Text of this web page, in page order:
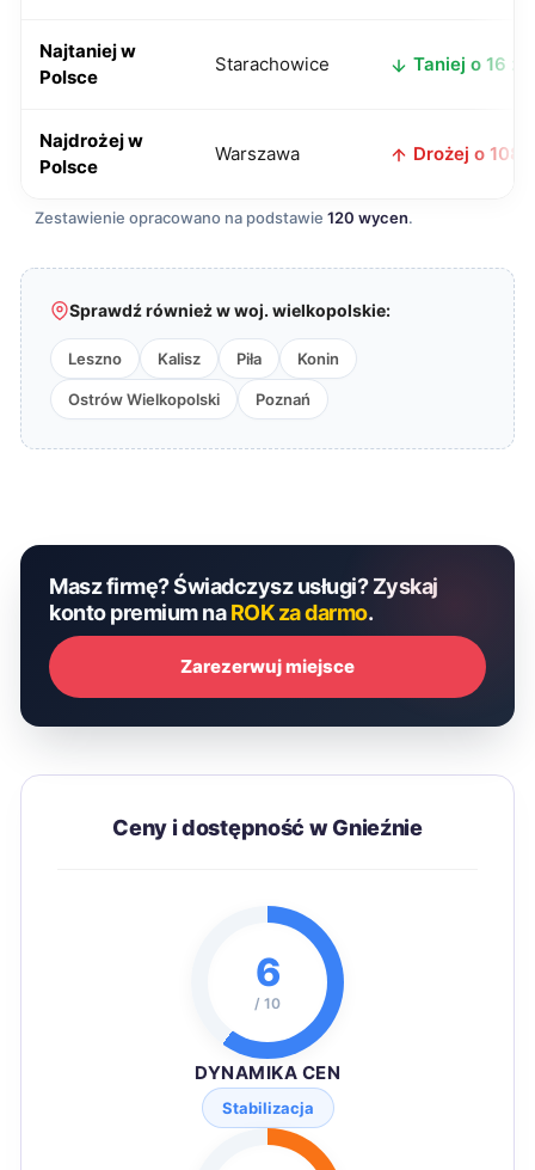
Najtaniej w
Polsce
Starachowice Taniej o 16 zł
Najdrożej w
Polsce
Warszawa Drożej o 108
Zestawienie opracowano na podstawie 120 wycen.
Sprawdź również w woj. wielkopolskie:
Leszno Kalisz Piła Konin
Ostrów Wielkopolski Poznań
Masz firmę? Świadczysz usługi? Zyskaj
konto premium naROK za darmo.
Zarezerwuj miejsce
Ceny i dostępność w Gnieźnie
6
/ 10
DYNAMIKA CEN
Stabilizacja